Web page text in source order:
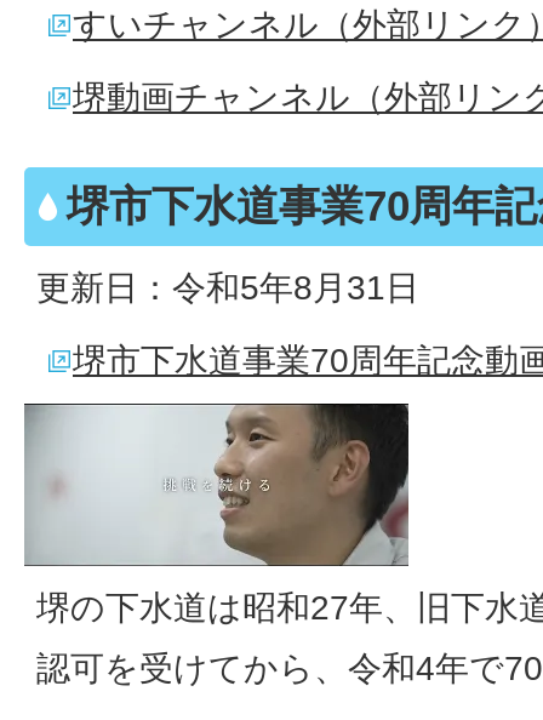
すいチャンネル（外部リンク
堺動画チャンネル（外部リン
堺市下水道事業70周年
更新日：令和5年8月31日
堺市下水道事業70周年記念動
堺の下水道は昭和27年、旧下水
認可を受けてから、令和4年で